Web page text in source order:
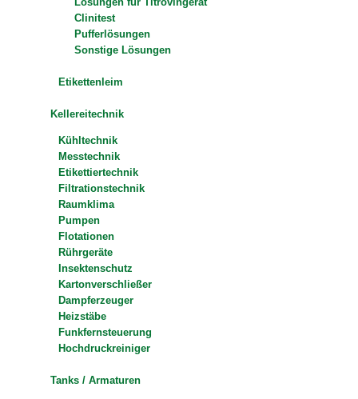
Clinitest
Pufferlösungen
Sonstige Lösungen
Etikettenleim
Kellereitechnik
Kühltechnik
Messtechnik
Etikettiertechnik
Filtrationstechnik
Raumklima
Pumpen
Flotationen
Rührgeräte
Insektenschutz
Kartonverschließer
Dampferzeuger
Heizstäbe
Funkfernsteuerung
Hochdruckreiniger
Tanks / Armaturen